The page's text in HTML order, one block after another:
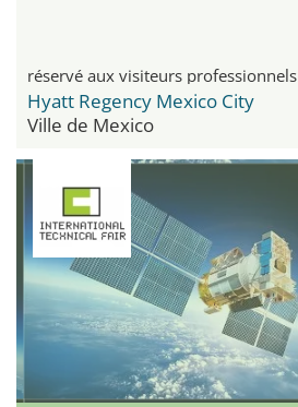
réservé aux visiteurs professionnels
Hyatt Regency Mexico City
Ville de Mexico